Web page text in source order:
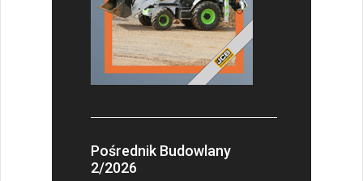
Pośrednik Budowlany
2/2026